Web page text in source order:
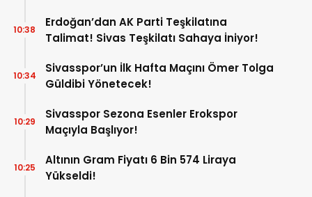
Erdoğan’dan AK Parti Teşkilatına
Talimat! Sivas Teşkilatı Sahaya İniyor!
10:38
Sivasspor’un İlk Hafta Maçını Ömer Tolga
Güldibi Yönetecek!
10:34
Sivasspor Sezona Esenler Erokspor
Maçıyla Başlıyor!
10:29
Altının Gram Fiyatı 6 Bin 574 Liraya
Yükseldi!
10:25